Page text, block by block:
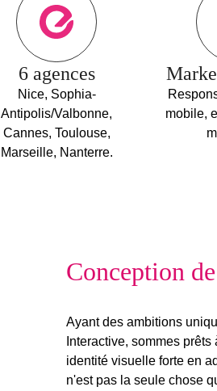
6 agences
Nice, Sophia-
Antipolis/Valbonne,
Cannes, Toulouse,
Marseille, Nanterre.
mobile,
Conception
Ayant des ambitions
Interactive, sommes
identité visuelle forte en
n'est pas la seule chose